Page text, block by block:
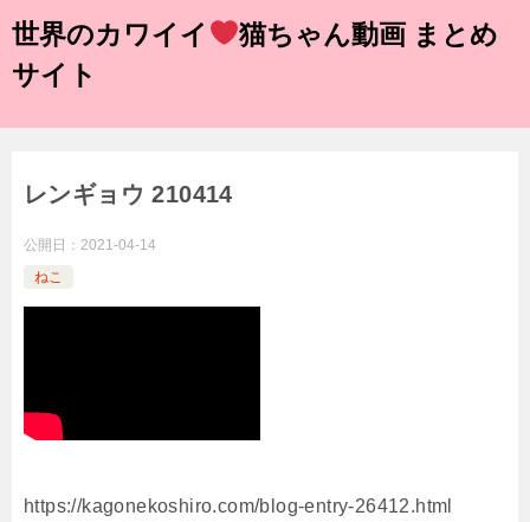
世界のカワイイ
猫ちゃん動画 まとめ
サイト
レンギョウ 210414
公開日： 2021-04-14
ねこ
https://kagonekoshiro.com/blog-entry-26412.html